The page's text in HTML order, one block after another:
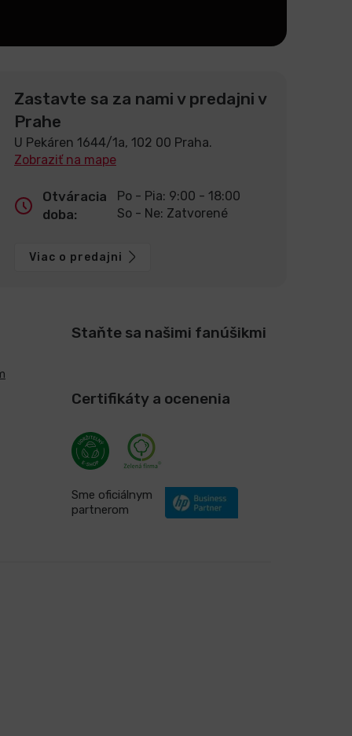
Zastavte sa za nami v predajni v
Prahe
U Pekáren 1644/1a, 102 00 Praha.
Zobraziť na mape
Otváracia
doba:
Po - Pia: 9:00 - 18:00
So - Ne: Zatvorené
Viac o predajni
Staňte sa našimi fanúšikmi
Certifikáty a ocenenia
Sme oficiálnym
partnerom